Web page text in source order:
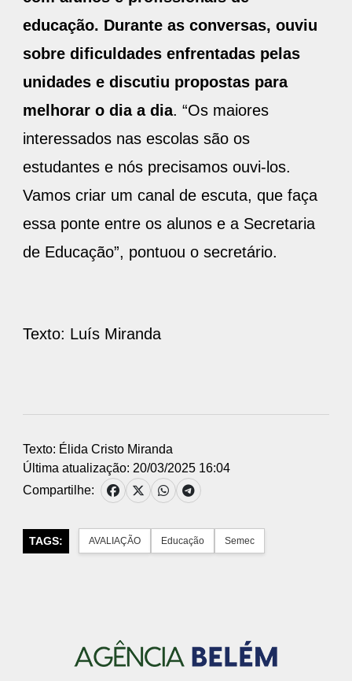
educação. Durante as conversas, ouviu
sobre dificuldades enfrentadas pelas
unidades e discutiu propostas para
melhorar o dia a dia. “Os maiores
interessados nas escolas são os
estudantes e nós precisamos ouvi-los.
Vamos criar um canal de escuta, que faça
essa ponte entre os alunos e a Secretaria
de Educação”, pontuou o secretário.
Texto: Luís Miranda
Texto: Élida Cristo Miranda
Última atualização: 20/03/2025 16:04
Compartilhe:
TAGS: AVALIAÇÃO Educação Semec